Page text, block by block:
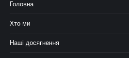
Головна
Хто ми
Наші досягнення